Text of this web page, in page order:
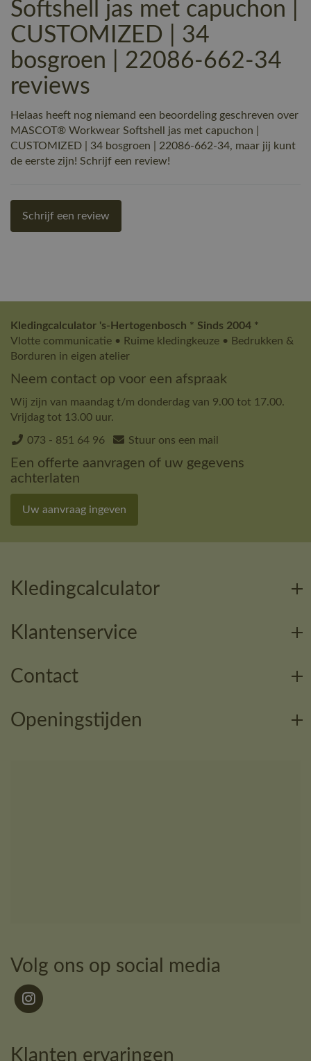
Softshell jas met capuchon |
CUSTOMIZED | 34
bosgroen | 22086-662-34
reviews
Helaas heeft nog niemand een beoordeling geschreven over
MASCOT® Workwear Softshell jas met capuchon |
CUSTOMIZED | 34 bosgroen | 22086-662-34, maar jij kunt
de eerste zijn! Schrijf een review!
Schrijf een review
Kledingcalculator 's-Hertogenbosch * Sinds 2004 *
Vlotte communicatie • Ruime kledingkeuze • Bedrukken &
Borduren in eigen atelier
Neem contact op voor een afspraak
Wij zijn van maandag t/m donderdag van 9.00 tot 17.00.
Vrijdag tot 13.00 uur.
073 - 851 64 96 Stuur ons een mail
Een offerte aanvragen of uw gegevens
achterlaten
Uw aanvraag ingeven
Kledingcalculator
Klantenservice
Contact
Openingstijden
Volg ons op social media
Klanten ervaringen